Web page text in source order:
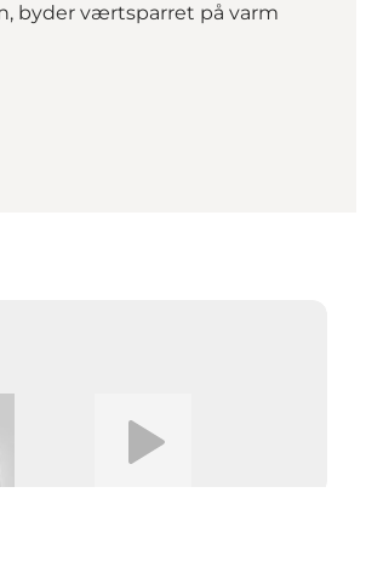
byder værtsparret på varm
til fastelavn"